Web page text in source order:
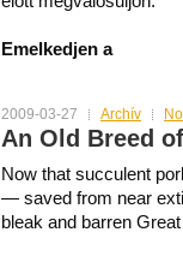
Emelkedjen a
2009-03-27 Archív
An Old Breed
Now that succulent
— saved from near
bleak and barren